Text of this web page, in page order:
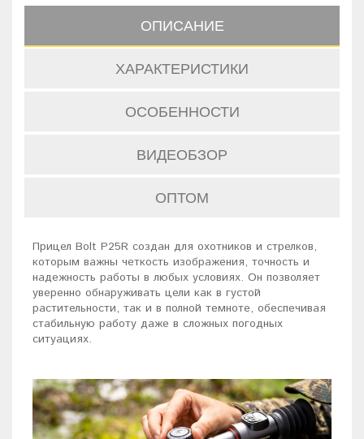
ОПИСАНИЕ
ХАРАКТЕРИСТИКИ
ОСОБЕННОСТИ
ВИДЕОБЗОР
ОПТОМ
Прицел Bolt P25R создан для охотников и стрелков,
которым важны четкость изображения, точность и
надежность работы в любых условиях. Он позволяет
уверенно обнаруживать цели как в густой
растительности, так и в полной темноте, обеспечивая
стабильную работу даже в сложных погодных
ситуациях.